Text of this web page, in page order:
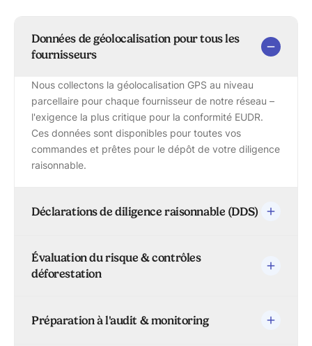
Données de géolocalisation pour tous les
fournisseurs
Nous collectons la géolocalisation GPS au niveau
parcellaire pour chaque fournisseur de notre réseau –
l'exigence la plus critique pour la conformité EUDR.
Ces données sont disponibles pour toutes vos
commandes et prêtes pour le dépôt de votre diligence
raisonnable.
Déclarations de diligence raisonnable (DDS)
Évaluation du risque & contrôles
déforestation
Préparation à l'audit & monitoring